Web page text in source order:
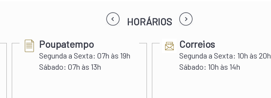
HORÁRIOS
Poupatempo
Segunda a Sexta: 07h às 19h
Sábado: 07h às 13h
Correios
Segunda a Sexta: 10h às 20h
Sábado: 10h às 14h
prev